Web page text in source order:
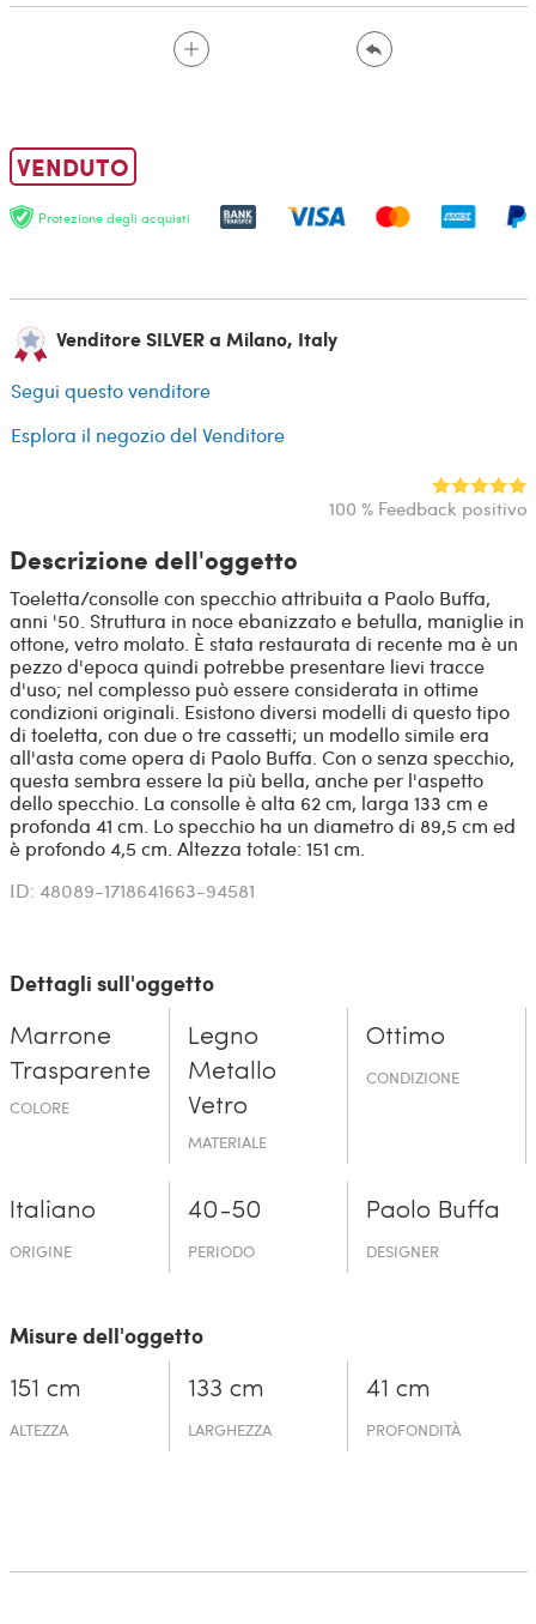
VENDUTO
Protezione degli acquisti
Venditore SILVER a Milano, Italy
Segui questo venditore
Esplora il negozio del Venditore
100 % Feedback positivo
Descrizione dell'oggetto
Toeletta/consolle con specchio attribuita a Paolo Buffa,
anni '50. Struttura in noce ebanizzato e betulla, maniglie in
ottone, vetro molato. È stata restaurata di recente ma è un
pezzo d'epoca quindi potrebbe presentare lievi tracce
d'uso; nel complesso può essere considerata in ottime
condizioni originali. Esistono diversi modelli di questo tipo
di toeletta, con due o tre cassetti; un modello simile era
all'asta come opera di Paolo Buffa. Con o senza specchio,
questa sembra essere la più bella, anche per l'aspetto
dello specchio. La consolle è alta 62 cm, larga 133 cm e
profonda 41 cm. Lo specchio ha un diametro di 89,5 cm ed
è profondo 4,5 cm. Altezza totale: 151 cm.
ID: 48089-1718641663-94581
Dettagli sull'oggetto
Marrone
Trasparente
COLORE
Legno
Metallo
Vetro
MATERIALE
Ottimo
CONDIZIONE
Italiano
ORIGINE
40-50
PERIODO
Paolo Buffa
DESIGNER
Misure dell'oggetto
151 cm
ALTEZZA
133 cm
LARGHEZZA
41 cm
PROFONDITÀ